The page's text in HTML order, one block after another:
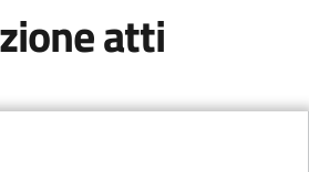
atti
il dettaglio